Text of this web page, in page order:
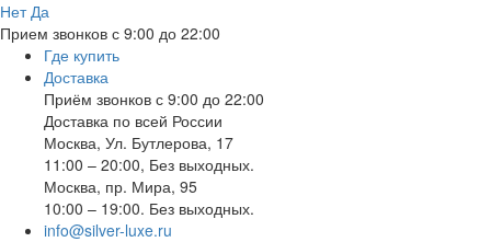
Нет Да
Прием звонков с 9:00 до 22:00
Где купить
Доставка
Приём звонков с 9:00 до 22:00
Доставка по всей России
Москва, Ул. Бутлерова, 17
11:00 – 20:00, Без выходных.
Москва, пр. Мира, 95
10:00 – 19:00. Без выходных.
info@silver-luxe.ru